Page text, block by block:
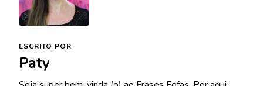
ESCRITO POR
Paty